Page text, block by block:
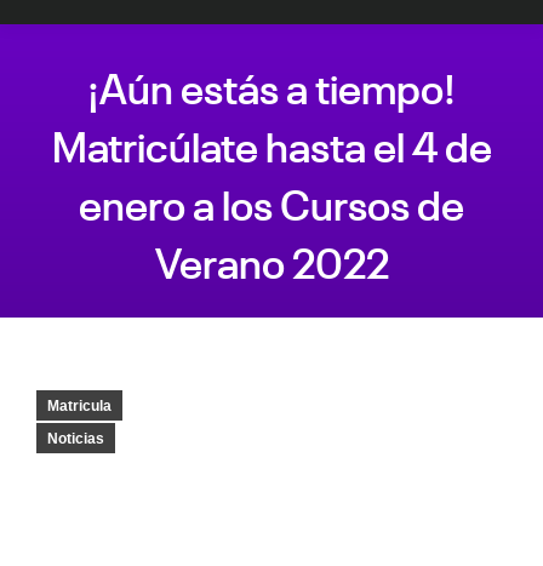
¡Aún estás a tiempo!
Matricúlate hasta el 4 de
enero a los Cursos de
Verano 2022
Matricula
Noticias